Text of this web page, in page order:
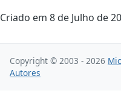
Criado em 8 de Julho de
Copyright © 2003 - 2026
Autores